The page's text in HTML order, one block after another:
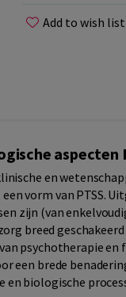
Add to wish list
aspecten
en
vorm van PTSS.
zijn (van
breed
psychotherapie
een brede
en biologische